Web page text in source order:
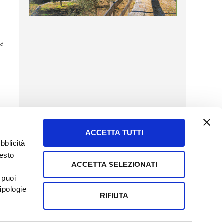
ACCETTA TUTTI
ACCETTA SELEZIONATI
RIFIUTA
SERVIZIO CLIENTI
Tel + 39.045.8009480
clienti@informatoreagrario.it